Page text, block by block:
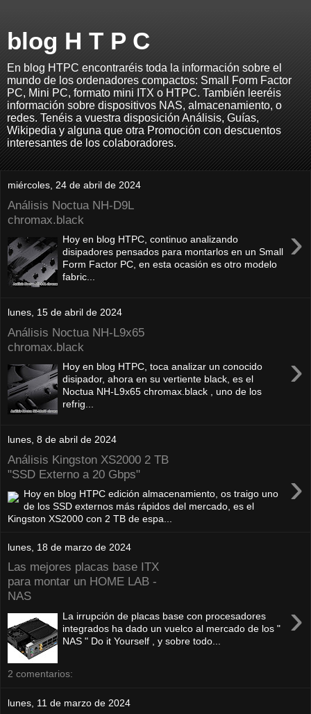
blog H T P C
En blog HTPC encontraréis toda la información sobre el
mundo de los ordenadores compactos: Small Form Factor
PC, Mini PC, formato mini ITX o HTPC. También leeréis
información sobre dispositivos NAS, almacenamiento, o
redes. Tenéis a vuestra disposición Análisis, Guías,
Wikipedia y alguna que otra Promoción con descuentos
interesantes de los colaboradores.
miércoles, 24 de abril de 2024
Análisis Noctua NH-D9L
chromax.black
›
Hoy en blog HTPC, continuo analizando
disipadores pensados para montarlos en un Small
Form Factor PC, en esta ocasión es otro modelo
fabric...
lunes, 15 de abril de 2024
Análisis Noctua NH-L9x65
chromax.black
›
Hoy en blog HTPC, toca analizar un conocido
disipador, ahora en su vertiente black, es el
Noctua NH-L9x65 chromax.black , uno de los
refrig...
lunes, 8 de abril de 2024
Análisis Kingston XS2000 2 TB
"SSD Externo a 20 Gbps"
›
Hoy en blog HTPC edición almacenamiento, os traigo uno
de los SSD externos más rápidos del mercado, es el
Kingston XS2000 con 2 TB de espa...
lunes, 18 de marzo de 2024
Las mejores placas base ITX
para montar un HOME LAB -
NAS
›
La irrupción de placas base con procesadores
integrados ha dado un vuelco al mercado de los "
NAS " Do it Yourself , y sobre todo...
2 comentarios:
lunes, 11 de marzo de 2024